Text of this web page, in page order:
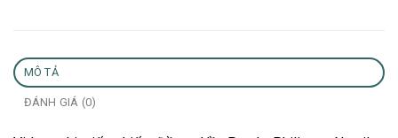
MÔ TẢ
ĐÁNH GIÁ (0)